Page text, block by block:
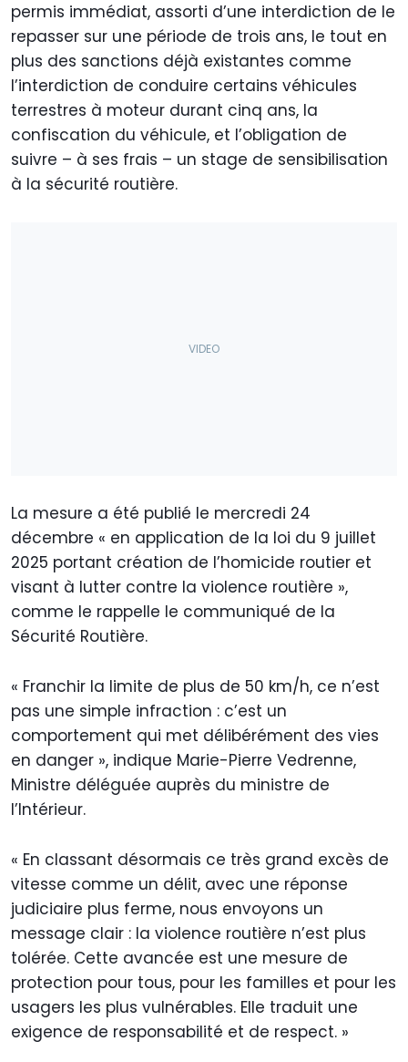
permis immédiat, assorti d’une interdiction de le
repasser sur une période de trois ans, le tout en
plus des sanctions déjà existantes comme
l’interdiction de conduire certains véhicules
terrestres à moteur durant cinq ans, la
confiscation du véhicule, et l’obligation de
suivre – à ses frais – un stage de sensibilisation
à la sécurité routière.
La mesure a été publié le mercredi 24
décembre « en application de la loi du 9 juillet
2025 portant création de l’homicide routier et
visant à lutter contre la violence routière »,
comme le rappelle le communiqué de la
Sécurité Routière.
« Franchir la limite de plus de 50 km/h, ce n’est
pas une simple infraction : c’est un
comportement qui met délibérément des vies
en danger », indique Marie-Pierre Vedrenne,
Ministre déléguée auprès du ministre de
l’Intérieur.
« En classant désormais ce très grand excès de
vitesse comme un délit, avec une réponse
judiciaire plus ferme, nous envoyons un
message clair : la violence routière n’est plus
tolérée. Cette avancée est une mesure de
protection pour tous, pour les familles et pour les
usagers les plus vulnérables. Elle traduit une
exigence de responsabilité et de respect. »